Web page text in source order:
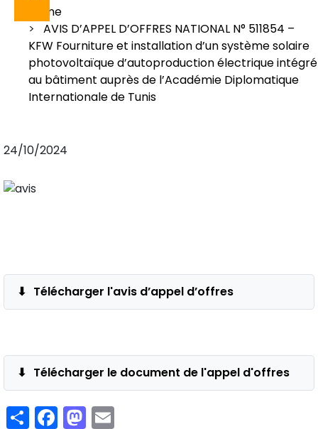
Breadcrumb
Home
AVIS D’APPEL D’OFFRES NATIONAL N° 511854 –
KFW Fourniture et installation d’un système solaire
photovoltaïque d’autoproduction électrique intégré
au bâtiment auprès de l’Académie Diplomatique
Internationale de Tunis
24/10/2024
Télécharger l'avis d’appel d’offres
Télécharger le document de l'appel d'offres
ShareFacebook
Mastodon